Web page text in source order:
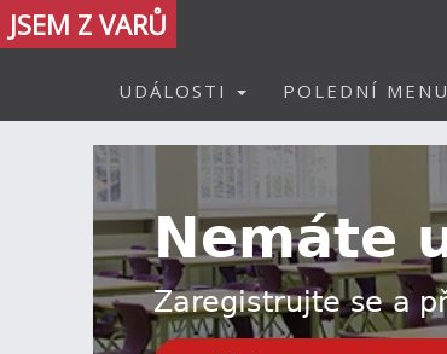
JSEM Z VARŮ
UDÁLOSTI POLEDNÍ MENU